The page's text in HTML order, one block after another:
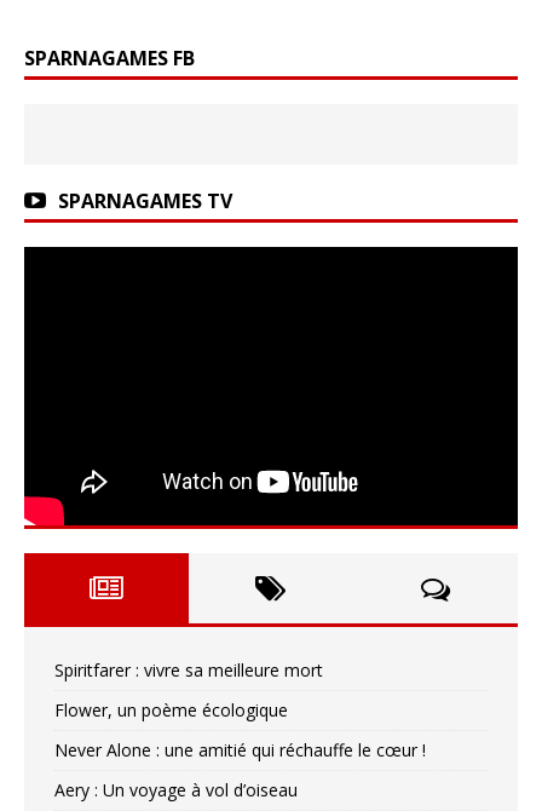
SPARNAGAMES FB
SPARNAGAMES TV
Spiritfarer : vivre sa meilleure mort
Flower, un poème écologique
Never Alone : une amitié qui réchauffe le cœur !
Aery : Un voyage à vol d’oiseau